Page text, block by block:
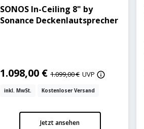
SONOS In-Ceiling 8" by
Sonance Deckenlautsprecher
1.098,00 €1.099,00 € UVP
inkl. MwSt. Kostenloser Versand
Jetzt ansehen